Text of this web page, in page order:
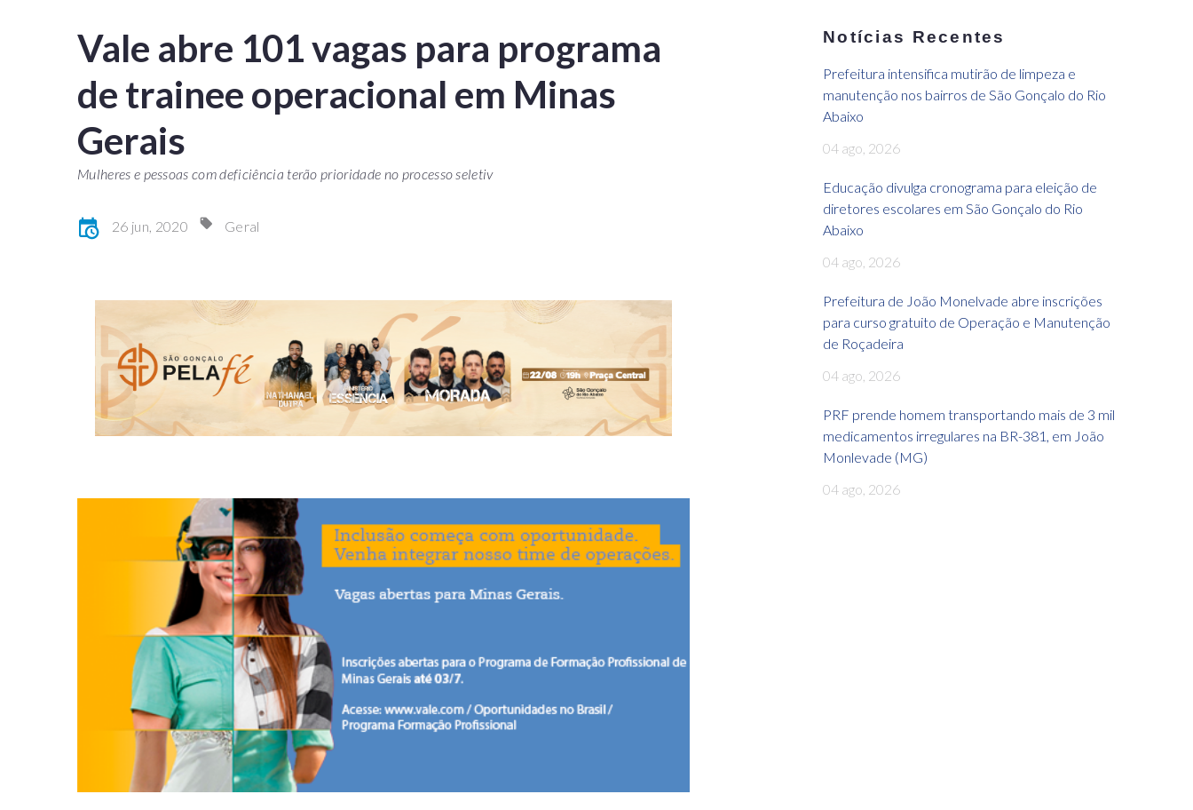
Vale abre 101 vagas para programa
de trainee operacional em Minas
Gerais
Mulheres e pessoas com deficiência terão prioridade no processo seletiv
26 jun, 2020 Geral
Notícias Recentes
Prefeitura intensifica mutirão de limpeza e
manutenção nos bairros de São Gonçalo do Rio
Abaixo
04 ago, 2026
Educação divulga cronograma para eleição de
diretores escolares em São Gonçalo do Rio
Abaixo
04 ago, 2026
Prefeitura de João Monelvade abre inscrições
para curso gratuito de Operação e Manutenção
de Roçadeira
04 ago, 2026
PRF prende homem transportando mais de 3 mil
medicamentos irregulares na BR-381, em João
Monlevade (MG)
04 ago, 2026